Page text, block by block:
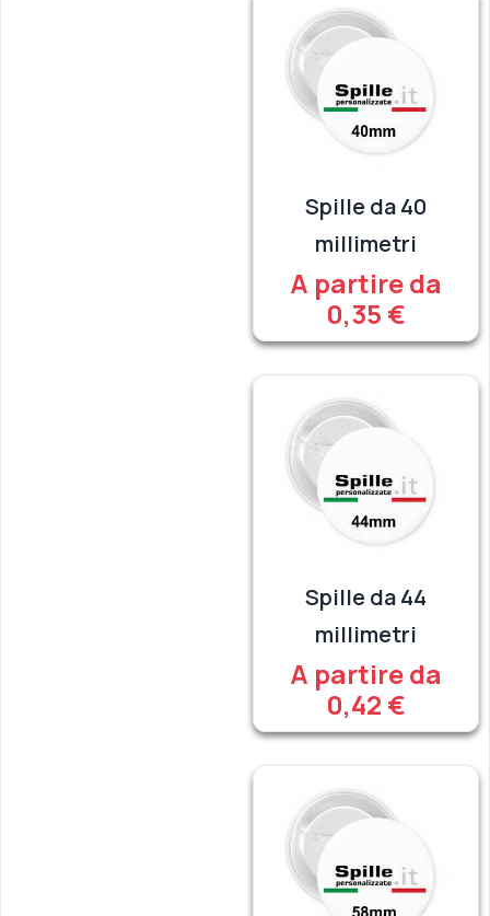
Spille da 40
millimetri
A partire da
0,35 €
Spille da 44
millimetri
A partire da
0,42 €